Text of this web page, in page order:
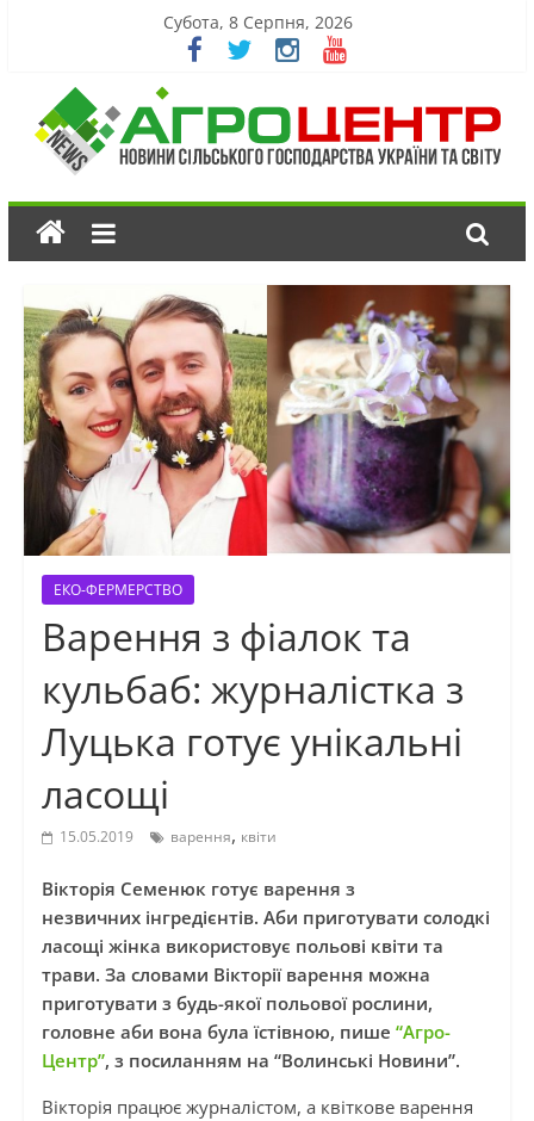
Субота, 8 Серпня, 2026
ЕКО-ФЕРМЕРСТВО
Варення з фіалок та
кульбаб: журналістка з
Луцька готує унікальні
ласощі
15.05.2019 варення, квіти
Вікторія Семенюк готує варення з
незвичних інгредієнтів. Аби приготувати солодкі
ласощі жінка використовує польові квіти та
трави. За словами Вікторії варення можна
приготувати з будь-якої польової рослини,
головне аби вона була їстівною, пише “Агро-
Центр”, з посиланням на “Волинські Новини”.
Вікторія працює журналістом, а квіткове варення